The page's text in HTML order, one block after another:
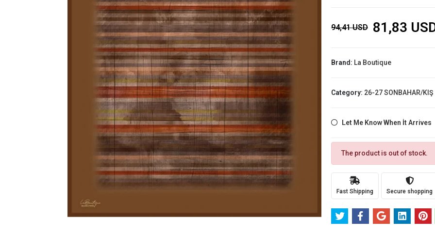
94,41 USD 81,83
Brand: La Boutique
Category: 26-27 SONBAHAR/KIŞ
Let Me Know When İt Arrives
The product is out of stock.
Fast Shipping Secure shopping